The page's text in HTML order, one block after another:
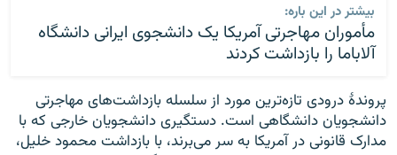
بیشتر در این باره:
مأموران مهاجرتی آمریکا یک دانشجوی ایرانی دانشگاه
آلاباما را بازداشت کردند
پروندهٔ درودی تازه‌ترین مورد از سلسله بازداشت‌های مهاجرتی
دانشجویان دانشگاهی است. دستگیری دانشجویان خارجی که با
مدارک قانونی در آمریکا به سر می‌برند، با بازداشت محمود خلیل،